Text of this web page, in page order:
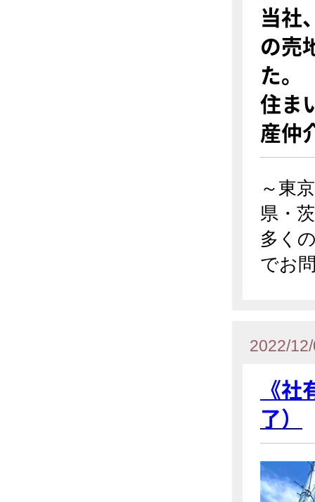
当社
の売
た。
住ま
産仲
～東
県・
多く
でお
2022/
《
了）